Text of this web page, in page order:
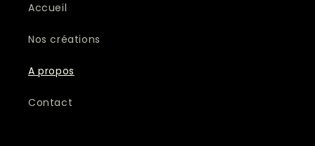
Accueil
Nos créations
A propos
Contact